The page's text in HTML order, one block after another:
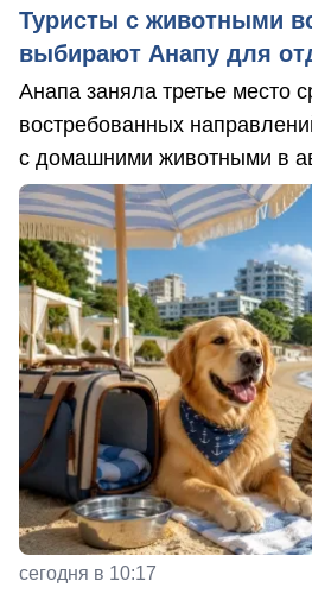
Туристы с животными
выбирают Анапу для
Анапа заняла третье место
востребованных
с домашними животными в
сегодня в 10:17